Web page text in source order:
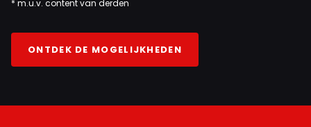
* m.u.v. content van derden
ONTDEK DE MOGELIJKHEDEN